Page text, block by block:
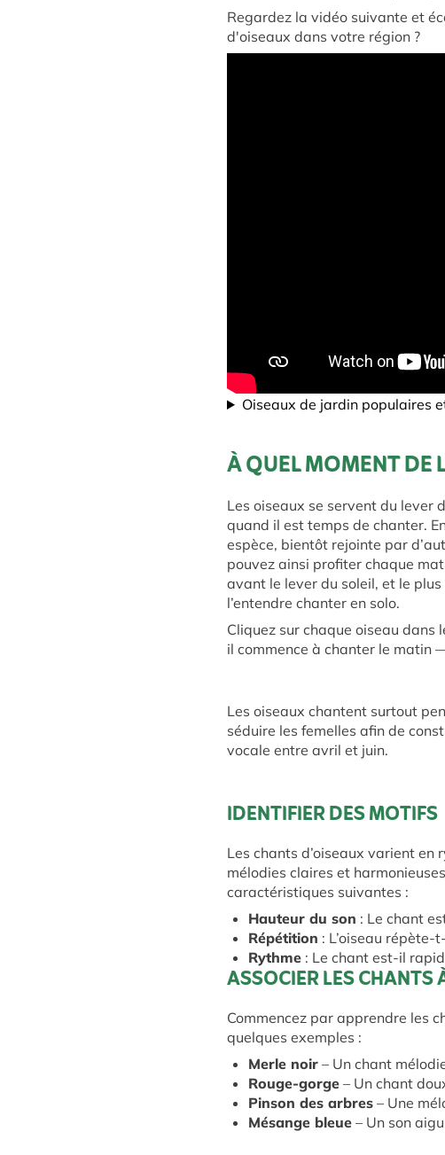
Regardez la vidéo suivante et
d'oiseaux dans votre région ?
Oiseaux de jardin populaires
À QUEL MOMENT DE
Les oiseaux se servent du lever
quand il est temps de chanter.
espèce, bientôt rejointe par
pouvez ainsi profiter chaque
avant le lever du soleil, et le
l’entendre chanter en solo.
Cliquez sur chaque oiseau dans
il commence à chanter le matin
Les oiseaux chantent surtout
séduire les femelles afin de
vocale entre avril et juin.
IDENTIFIER DES MOTIFS
Les chants d’oiseaux varient
mélodies claires et
caractéristiques suivantes :
Hauteur du son : Le chant
Répétition : L’oiseau
Rythme : Le chant est-il
ASSOCIER LES
Commencez par apprendre les
quelques exemples :
Merle noir – Un chant
Rouge-gorge – Un chant
Pinson des arbres – Une
Mésange bleue – Un son